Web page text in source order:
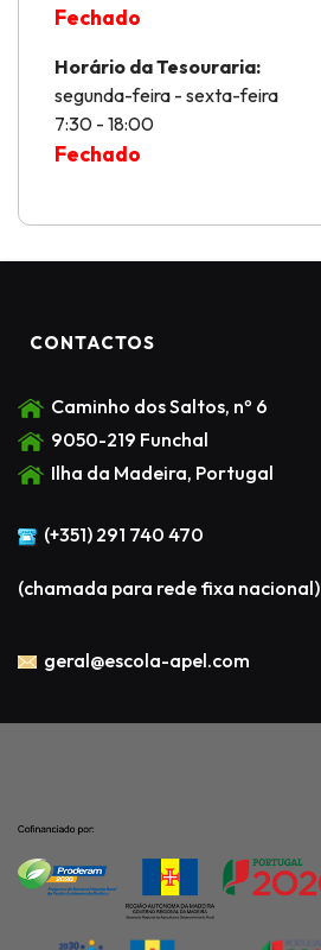
Fechado
Horário da Tesouraria:
segunda-feira - sexta-feira
7:30 - 18:00
Fechado
CONTACTOS
Caminho dos Saltos, nº 6
9050-219 Funchal
Ilha da Madeira, Portugal
(+351) 291 740 470
(chamada para rede fixa nacional)
geral@escola-apel.com